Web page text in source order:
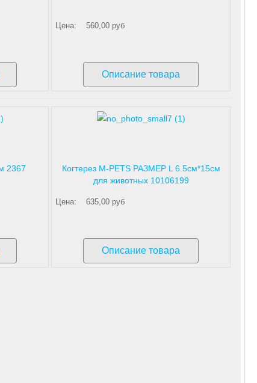
Цена: 560,00 руб
Описание товара
2367
Когтерез M-PETS РАЗМЕР L 6.5см*15см
для животных 10106199
Цена: 635,00 руб
Описание товара